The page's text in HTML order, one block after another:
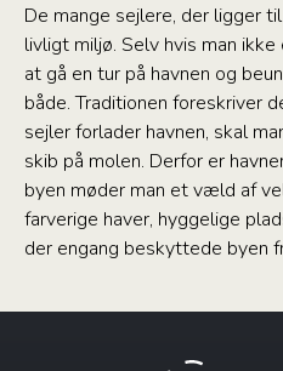
De mange sejlere, der ligger
livligt miljø. Selv hvis man
at gå en tur på havnen og
både. Traditionen foreskriver
sejler forlader havnen, skal
skib på molen. Derfor er
byen møder man et væld af
farverige haver, hyggelige
der engang beskyttede byen